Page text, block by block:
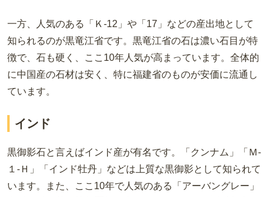
一方、人気のある「Ｋ-12」や「17」などの産出地として
知られるのが黒竜江省です。黒竜江省の石は濃い石目が特
徴で、石も硬く、ここ10年人気が高まっています。全体的
に中国産の石材は安く、特に福建省のものが安価に流通し
ています。
インド
黒御影石と言えばインド産が有名です。「クンナム」「Ｍ-
１-Ｈ」「インド牡丹」などは上質な黒御影として知られて
います。また、ここ10年で人気のある「アーバングレー」